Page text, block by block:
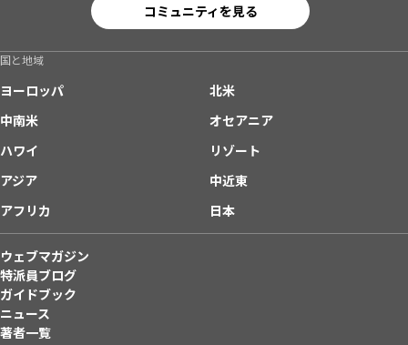
コミュニティを見る
国と地域
ヨーロッパ
北米
中南米
オセアニア
ハワイ
リゾート
アジア
中近東
アフリカ
日本
ウェブマガジン
特派員ブログ
ガイドブック
ニュース
著者一覧